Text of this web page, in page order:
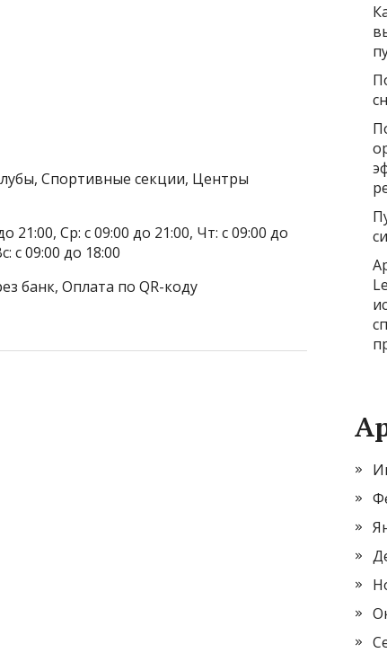
Спортивные секции, Центры
21:00, Ср: с 09:00 до 21:00, Чт: с 09:00 до
с 09:00 до 18:00
банк, Оплата по QR-коду